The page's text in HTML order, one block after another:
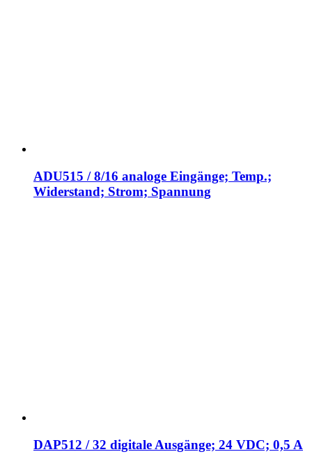
ADU515 / 8/16 analoge Eingänge; Temp.;
Widerstand; Strom; Spannung
DAP512 / 32 digitale Ausgänge; 24 VDC; 0,5 A